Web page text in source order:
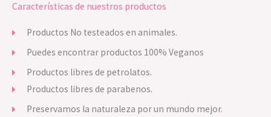
Características de nuestros productos
Productos No testeados en animales.
Puedes encontrar productos 100% Veganos
Productos libres de petrolatos.
Productos libres de parabenos.
Preservamos la naturaleza por un mundo mejor.